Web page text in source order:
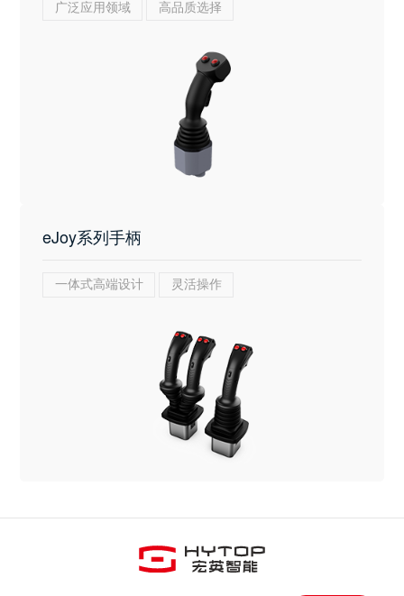
广泛应用领域 高品质选择
eJoy系列手柄
一体式高端设计 灵活操作